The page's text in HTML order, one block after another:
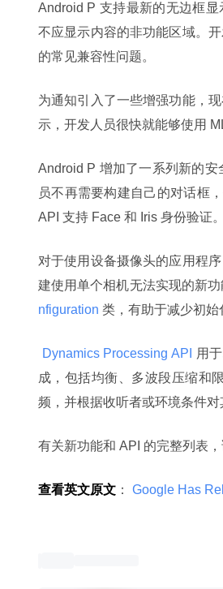
Android P 支持最新的无边框
不应显示内容的非功能区域。
的常见兼容性问题。
为通知引入了一些增强功能，
示，开发人员很快就能够使用
Android P 增加了一系列新的
员不再需要构建自己的对话框
API 支持 Face 和 Iris 身份验证
对于使用设备摄像头的应用程
建使用单个相机无法实现的新
nfiguration 类，有助于减少初始
Dynamics Processing API
用
成，包括均衡、多波段压缩和
频，并根据收听者或环境条件对
有关新功能和 API 的完整列表
查看英文原文 ： Google Has